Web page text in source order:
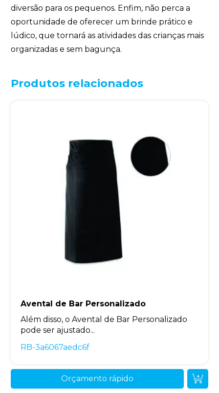
diversão para os pequenos. Enfim, não perca a
oportunidade de oferecer um brinde prático e
lúdico, que tornará as atividades das crianças mais
organizadas e sem bagunça.
Produtos relacionados
Avental de Bar Personalizado
Além disso, o Avental de Bar Personalizado
pode ser ajustado...
RB-3a6067aedc6f
Orçamento rápido